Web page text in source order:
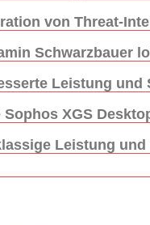
von Threat-
Schwarzbauer
Leistung und
Sophos XGS
Leistung